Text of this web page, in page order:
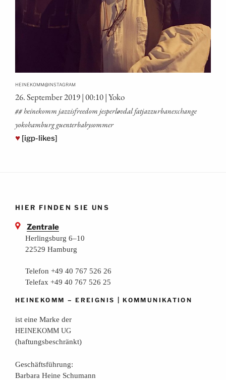
HEINEKOMM@INSTAGRAM
26. Sep­tem­ber 2019 | 00:10 | Yoko
## hei­ne­komm jaz­zi­sfree­dom jes­per­løv­dal fat­jaz­zur­ban­ex­ch­an­ge
yoko­ham­burg guenterbabysommer
♥ [igp-likes]
HIER FINDEN SIE UNS
Zentrale
Herlingsburg 6–10
22529 Hamburg
Telefon +49 40 767 526 26
Telefax +49 40 767 526 25
HEINEKOMM –EREIGNIS |KOMMUNIKATION
ist eine Mar­ke der
HEINEKOMM UG
(haf­tungs­be­schränkt)
Geschäfts­füh­rung:
Bar­ba­ra Hei­ne Schumann